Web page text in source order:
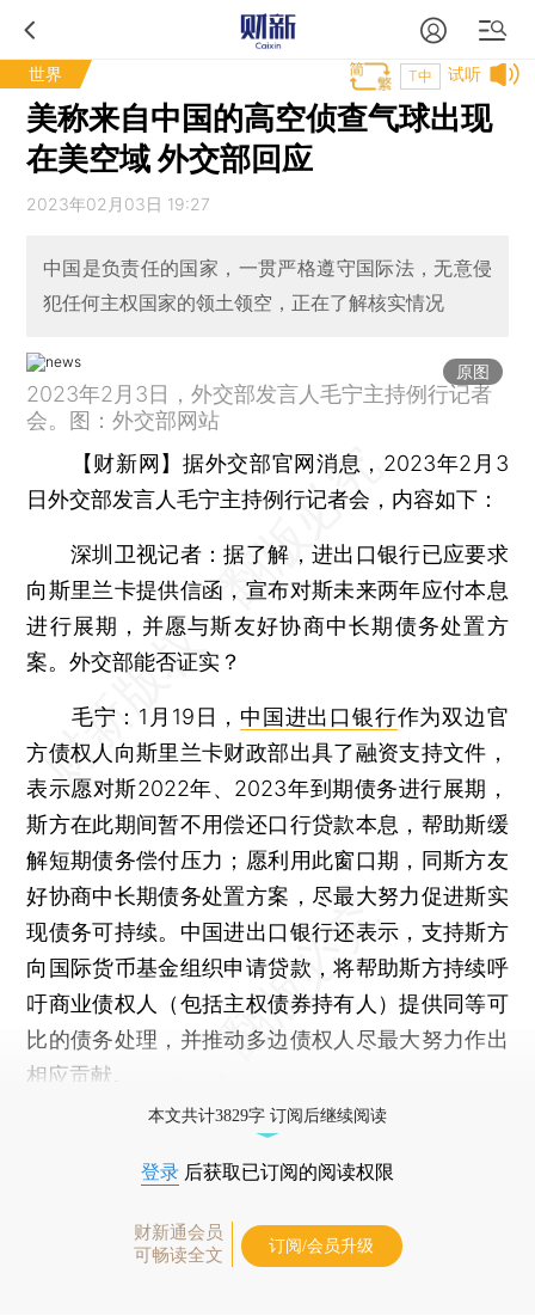
世界 试听
T中
美称来自中国的高空侦查气球出现
在美空域 外交部回应
2023年02月03日 19:27
中国是负责任的国家，一贯严格遵守国际法，无意侵
犯任何主权国家的领土领空，正在了解核实情况
原图
2023年2月3日，外交部发言人毛宁主持例行记者
会。图：外交部网站
【财新网】据外交部官网消息，2023年2月3
日外交部发言人毛宁主持例行记者会，内容如下：
深圳卫视记者：据了解，进出口银行已应要求
向斯里兰卡提供信函，宣布对斯未来两年应付本息
进行展期，并愿与斯友好协商中长期债务处置方
案。外交部能否证实？
毛宁： 1月19日， 中国进出口银行作为双边官
方债权人向斯里兰卡财政部出具了融资支持文件，
表示愿对斯2022年、2023年到期债务进行展期，
斯方在此期间暂不用偿还口行贷款本息，帮助斯缓
解短期债务偿付压力；愿利用此窗口期，同斯方友
好协商中长期债务处置方案，尽最大努力促进斯实
现债务可持续。中国进出口银行还表示，支持斯方
向国际货币基金组织申请贷款，将帮助斯方持续呼
吁商业债权人（包括主权债券持有人）提供同等可
比的债务处理，并推动多边债权人尽最大努力作出
相应贡献。
本文共计3829字 订阅后继续阅读
登录 后获取已订阅的阅读权限
财新通会员
可畅读全文
订阅/会员升级